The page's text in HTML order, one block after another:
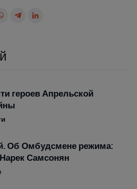
героев Апрельской
Об Омбудсмене режима:
Самсонян